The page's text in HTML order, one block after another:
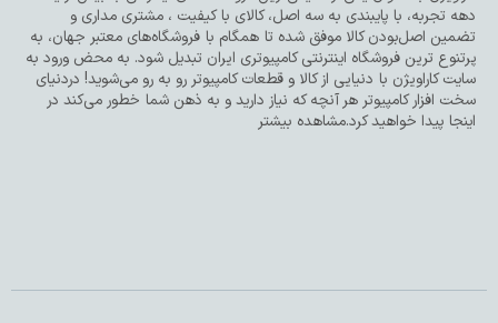
دهه تجربه، با پایبندی به سه اصل، کالای با کیفیت ، مشتری مداری و
تضمین اصل‌بودن کالا موفق شده تا همگام با فروشگاه‌های معتبر جهان، به
پرتنوع ترین فروشگاه اینترنتی کامپیوتری ایران تبدیل شود. به محض ورود به
سایت کاراویژن با دنیایی از کالا و قطعات کامپیوتر رو به رو می‌شوید! دردنیای
سخت افزار کامپیوتر هر آنچه که نیاز دارید و به ذهن شما خطور می‌کند در
اینجا پیدا خواهید کرد.مشاهده بیشتر